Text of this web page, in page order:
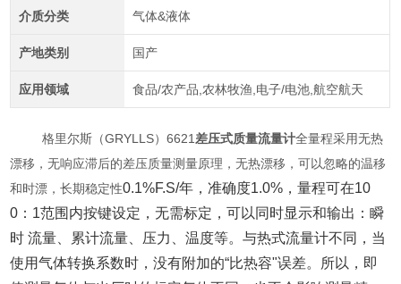
介质分类 气体&液体
产地类别 国产
应用领域 食品/农产品,农林牧渔,电子/电池,航空航天
格里尔斯（GRYLLS）6621 差压式质量流量计全量程采用无热
漂移，无响应滞后的差压质量测量原理，无热漂移，可以忽略的温移
和时漂，长期稳定性0.1%F.S/年，准确度1.0%，量程可在10
0：1范围内按键设定，无需标定，可以同时显示和输出：瞬
时 流量、累计流量、压力、温度等。与热式流量计不同，当
使用气体转换系数时，没有附加的“比热容"误差。所以，即